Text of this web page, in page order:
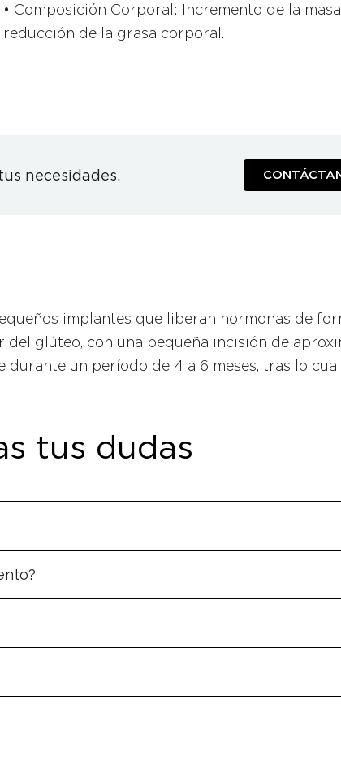
• Composición Corporal: Incremento de la
reducción de la grasa corporal.
necesidades.
implantes que liberan hormonas de
glúteo, con una pequeña incisión de
un período de 4 a 6 meses, tras lo
tus dudas